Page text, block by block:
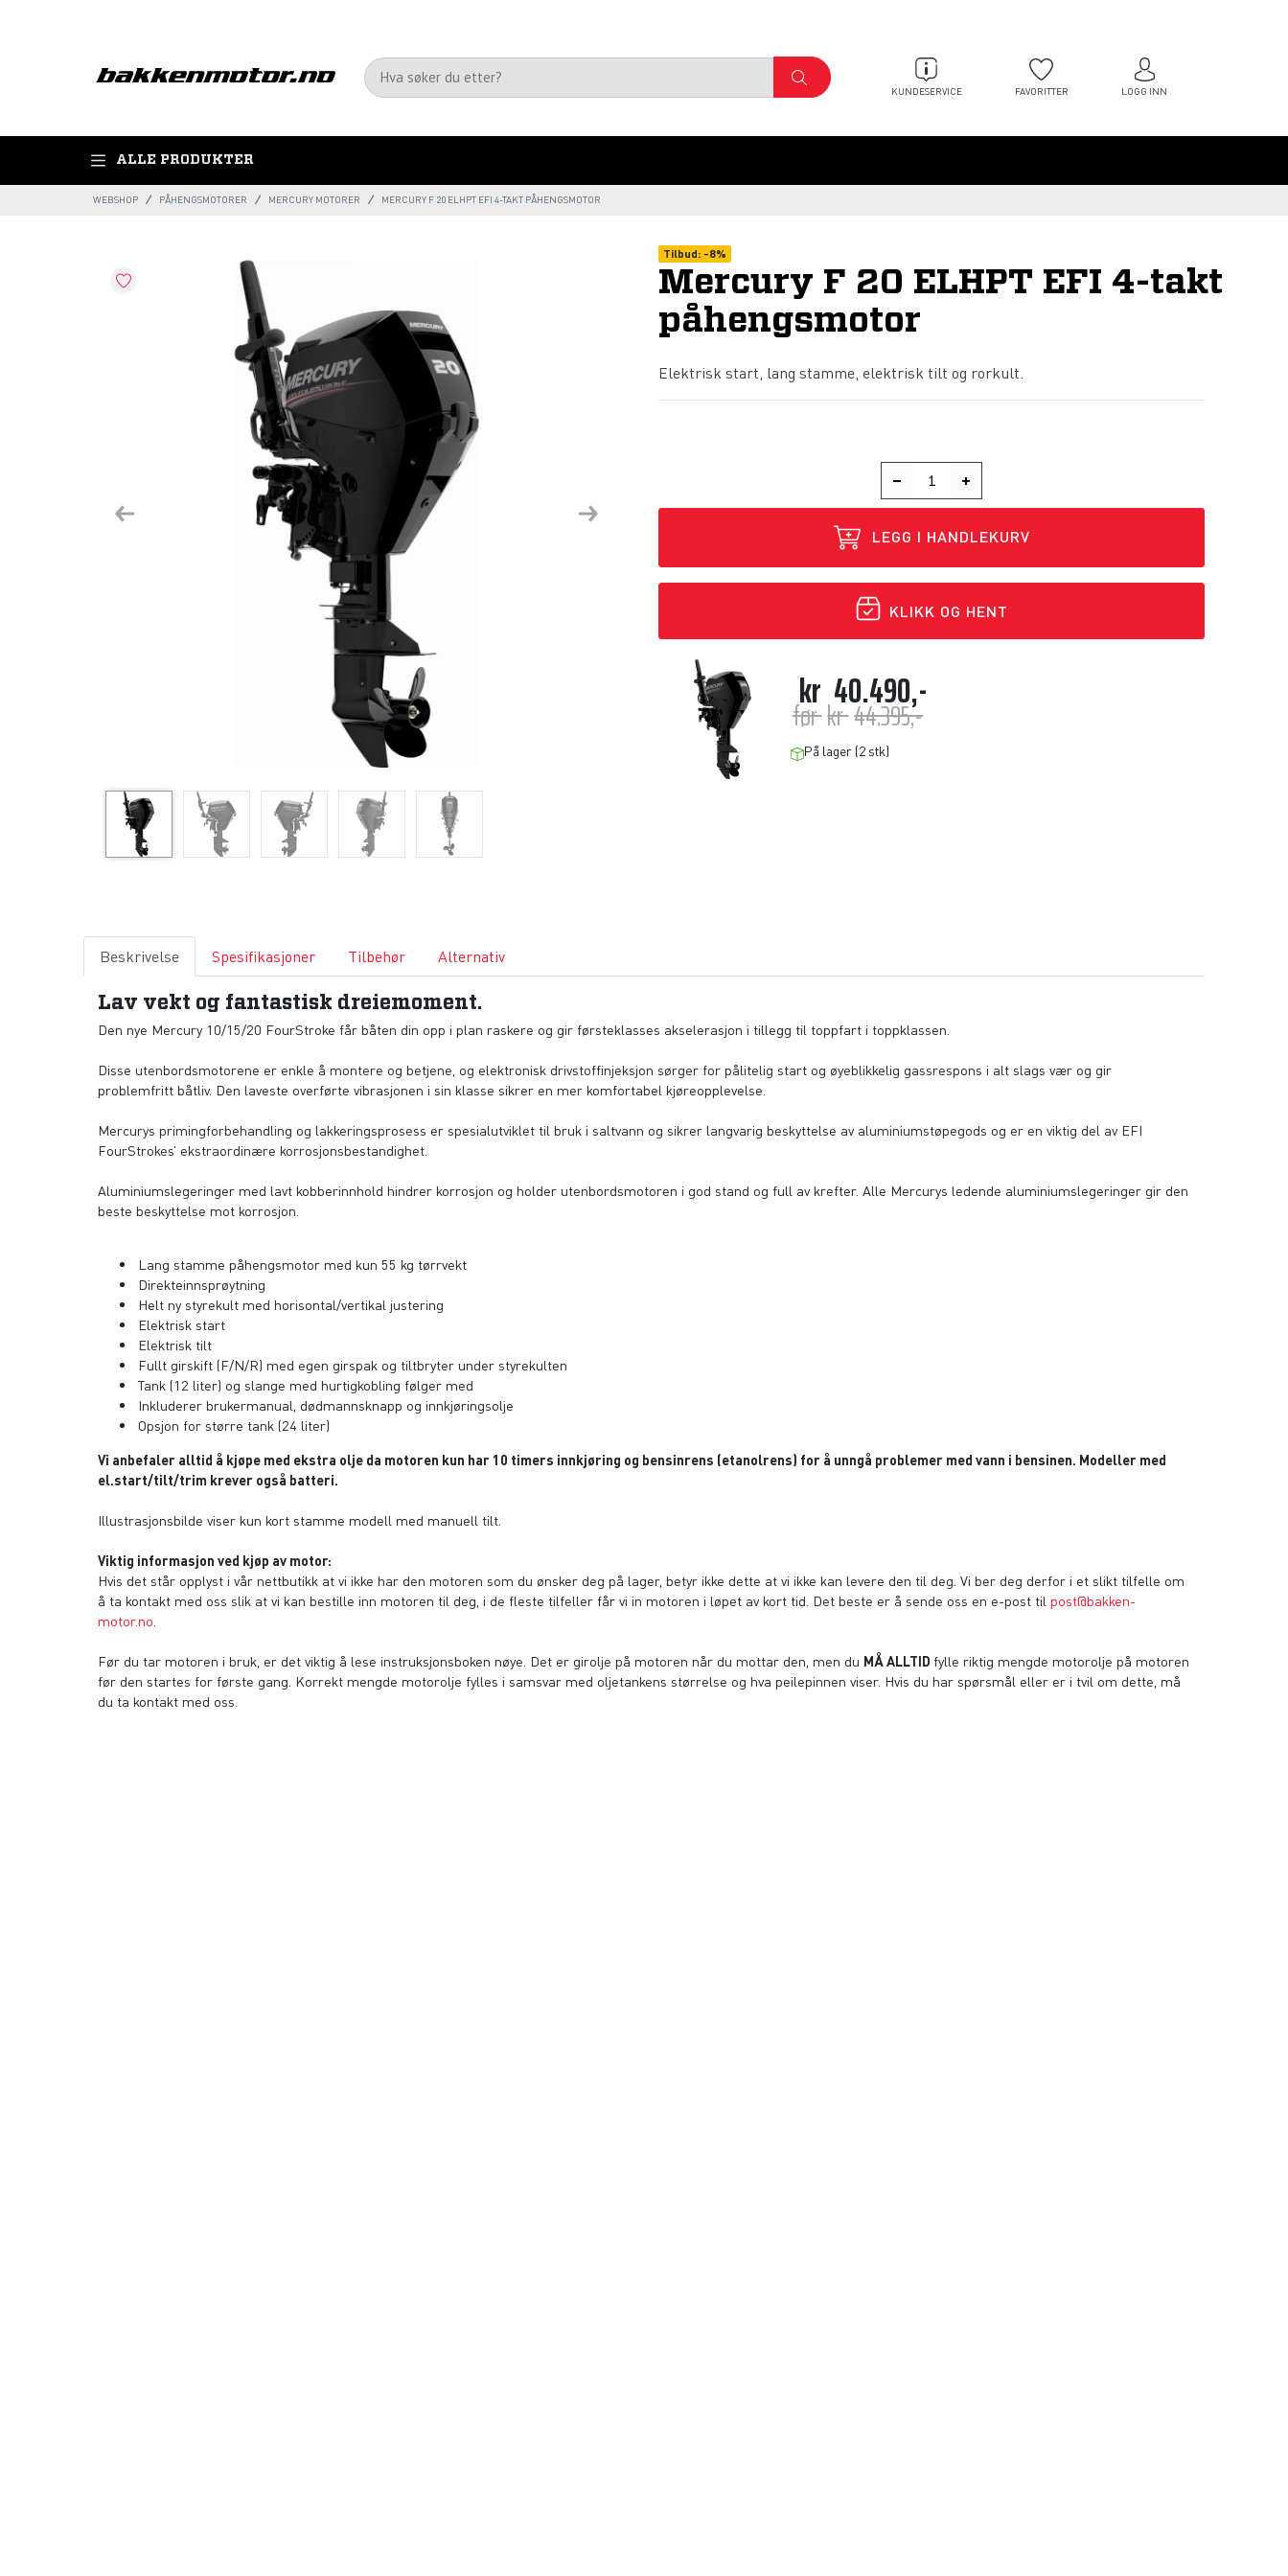
KUNDESERVICE FAVORITTER LOGG INN
ALLE PRODUKTER
WEBSHOP PÅHENGSMOTORER MERCURY MOTORER MERCURY F 20 ELHPT EFI 4-TAKT PÅHENGSMOTOR
Previous Next
Tilbud: -8%
Mercury F 20 ELHPT EFI 4-takt
påhengsmotor
Elektrisk start, lang stamme, elektrisk tilt og rorkult.
LEGG I HANDLEKURV
KLIKK OG HENT
kr 40.490,-
førkr44.395,-
På lager (2 stk)
Beskrivelse Spesifikasjoner Tilbehør Alternativ
Lav vekt og fantastisk dreiemoment.
Den nye Mercury 10/15/20 FourStroke får båten din opp i plan raskere og gir førsteklasses akselerasjon i tillegg til toppfart i toppklassen.
Disse utenbordsmotorene er enkle å montere og betjene, og elektronisk drivstoffinjeksjon sørger for pålitelig start og øyeblikkelig gassrespons i alt slags vær og gir
problemfritt båtliv. Den laveste overførte vibrasjonen i sin klasse sikrer en mer komfortabel kjøreopplevelse.
Mercurys primingforbehandling og lakkeringsprosess er spesialutviklet til bruk i saltvann og sikrer langvarig beskyttelse av aluminiumstøpegods og er en viktig del av EFI
FourStrokes’ ekstraordinære korrosjonsbestandighet.
Aluminiumslegeringer med lavt kobberinnhold hindrer korrosjon og holder utenbordsmotoren i god stand og full av krefter. Alle Mercurys ledende aluminiumslegeringer gir den
beste beskyttelse mot korrosjon.
Lang stamme påhengsmotor med kun 55 kg tørrvekt
Direkteinnsprøytning
Helt ny styrekult med horisontal/vertikal justering
Elektrisk start
Elektrisk tilt
Fullt girskift (F/N/R) med egen girspak og tiltbryter under styrekulten
Tank (12 liter) og slange med hurtigkobling følger med
Inkluderer brukermanual, dødmannsknapp og innkjøringsolje
Opsjon for større tank (24 liter)
Vi anbefaler alltid å kjøpe med ekstra olje da motoren kun har 10 timers innkjøring og bensinrens (etanolrens) for å unngå problemer med vann i bensinen. Modeller med
el.start/tilt/trim krever også batteri.
Illustrasjonsbilde viser kun kort stamme modell med manuell tilt.
Viktig informasjon ved kjøp av motor:
Hvis det står opplyst i vår nettbutikk at vi ikke har den motoren som du ønsker deg på lager, betyr ikke dette at vi ikke kan levere den til deg. Vi ber deg derfor i et slikt tilfelle om
å ta kontakt med oss slik at vi kan bestille inn motoren til deg, i de fleste tilfeller får vi in motoren i løpet av kort tid. Det beste er å sende oss en e-post til post@bakken-
motor.no
Før du tar motoren i bruk, er det viktig å lese instruksjonsboken nøye. Det er girolje på motoren når du mottar den, men du MÅ ALLTID fylle riktig mengde motorolje på motoren
før den startes for første gang. Korrekt mengde motorolje fylles i samsvar med oljetankens størrelse og hva peilepinnen viser. Hvis du har spørsmål eller er i tvil om dette, må
du ta kontakt med oss.